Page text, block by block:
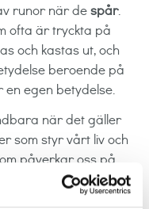
runor när despår.
ofta är tryckta på
och kastas ut, och
beroende på
egen betydelse.
när det gäller
som styr vårt liv och
påverkar oss på
spådamförsöker
möjligheter som finns